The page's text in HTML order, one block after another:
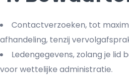
Contactverzoeken, tot
afhandeling, tenzij
Ledengegevens, zolang je lid
voor wettelijke administratie.